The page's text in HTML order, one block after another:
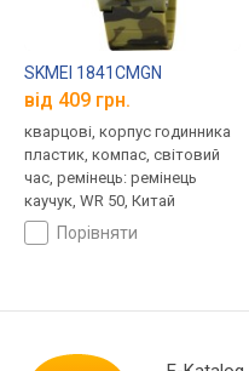
SKMEI 1841CMGN
від 409 грн.
кварцові, корпус годинника
пластик, компас, світовий
час, ремінець: ремінець
каучук, WR 50, Китай
порівняти